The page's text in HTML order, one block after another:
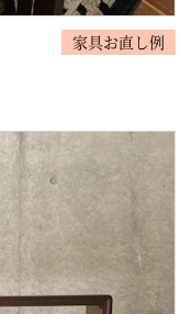
家具お直し例